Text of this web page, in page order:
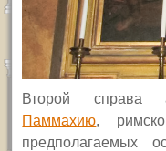
Второй справа
Паммахию,
предполагаемых